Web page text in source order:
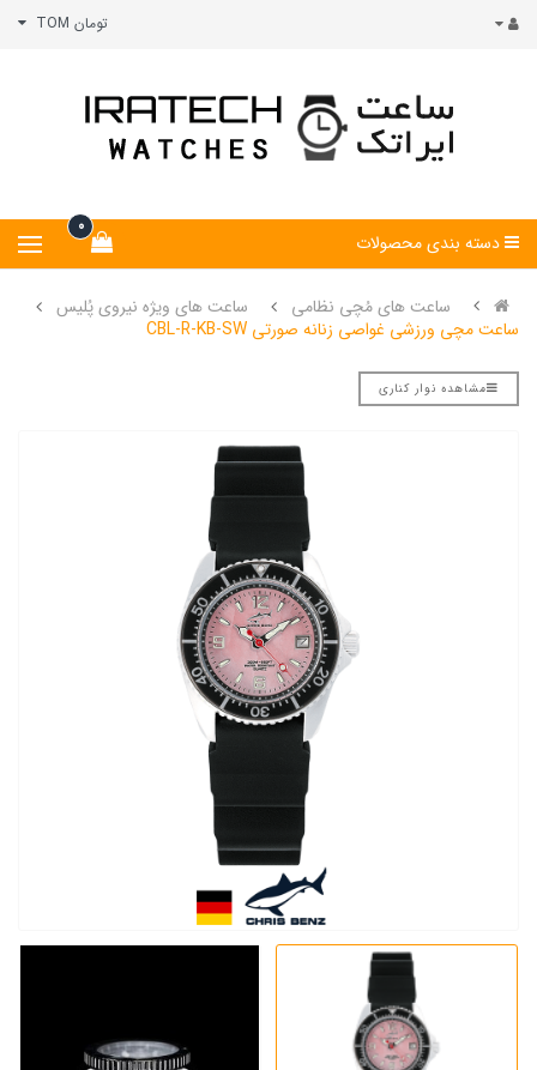
تومان TOM
0
دسته بندی محصولات
ساعت های مُچی نظامی
ساعت های ویژه نیروی پُلیس
ساعت مچی ورزشی غواصی زنانه صورتی CBL-R-KB-SW
مشاهده نوار کناری